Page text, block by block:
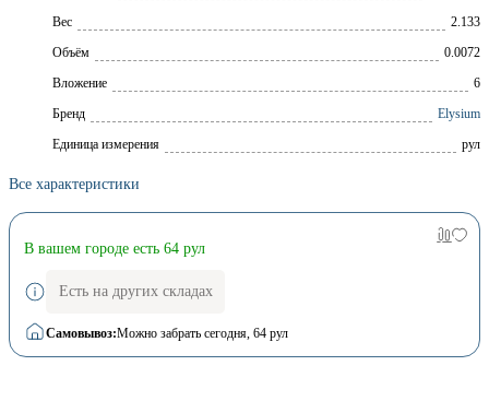
Вес
2.133
Объём
0.0072
Вложение
6
Брeнд
Elysium
Единица измерения
рул
Все характеристики
В вашем городе есть 64 рул
Есть на других складах
Самовывоз:Можно забрать сегодня , 64 рул